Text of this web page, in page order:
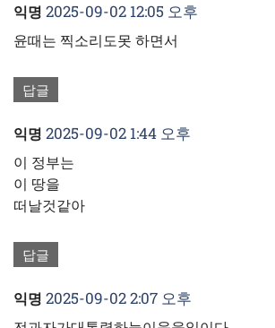
익명 2025-09-02 12:05 오후
윤때는 찍소리도못 하면서
답글
익명 2025-09-02 1:44 오후
이 정부는
이 땅을
떠날것같아
답글
익명 2025-09-02 2:07 오후